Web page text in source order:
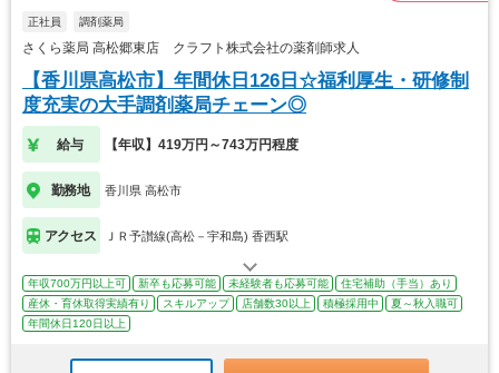
正社員 調剤薬局
さくら薬局 高松郷東店 クラフト株式会社の薬剤師求人
【香川県高松市】年間休日126日☆福利厚生・研修制
度充実の大手調剤薬局チェーン◎
給与 【年収】419万円～743万円程度
勤務地 香川県 高松市
アクセス ＪＲ予讃線(高松－宇和島) 香西駅
年収700万円以上可 新卒も応募可能 未経験者も応募可能
住宅補助（手当）あり
産休・育休取得実績有り
スキルアップ 店舗数30以上 積極採用中
夏～秋入職可
年間休日120日以上